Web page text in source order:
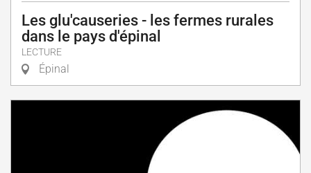
Les glu'causeries - les fermes rurales
dans le pays d'épinal
LECTURE
Épinal